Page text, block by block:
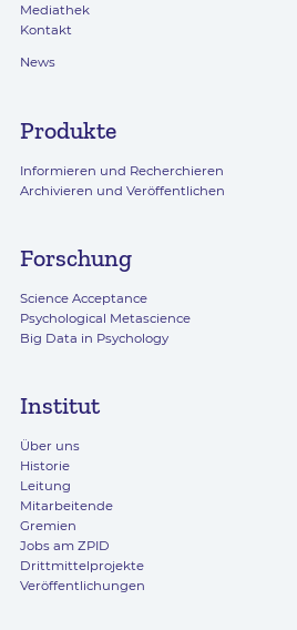
Mediathek
Kontakt
News
Produkte
Informieren und Recherchieren
Archivieren und Veröffentlichen
Forschung
Science Acceptance
Psychological Metascience
Big Data in Psychology
Institut
Über uns
Historie
Leitung
Mitarbeitende
Gremien
Jobs am ZPID
Drittmittelprojekte
Veröffentlichungen